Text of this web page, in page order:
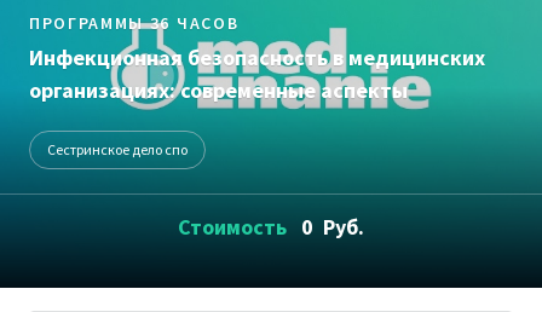
ПРОГРАММЫ 36 ЧАСОВ
Инфекционная безопасность в медицинских
организациях: современные аспекты
Сестринское дело спо
Стоимость 0 Руб.